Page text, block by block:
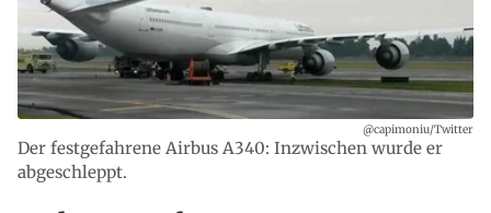
Der festgefahrene Airbus A340: Inzwischen wurde er
abgeschleppt.
@capimoniu/Twitter